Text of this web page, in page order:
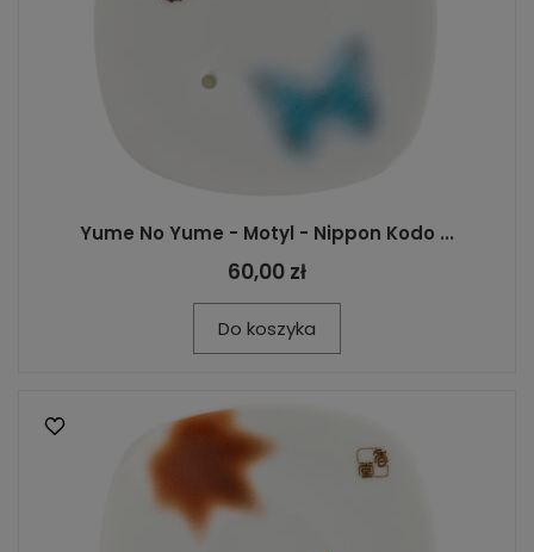
Yume No Yume - Motyl - Nippon Kodo ...
60,00 zł
Do koszyka